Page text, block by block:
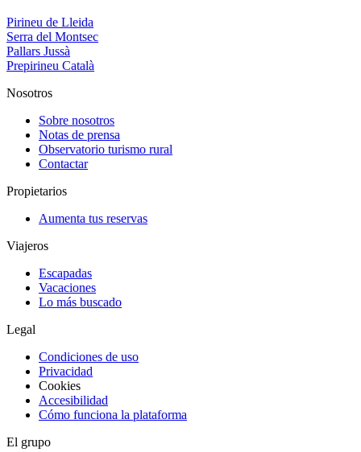
Pirineu de Lleida
Serra del Montsec
Pallars Jussà
Prepirineu Català
Nosotros
Sobre nosotros
Notas de prensa
Observatorio turismo rural
Contactar
Propietarios
Aumenta tus reservas
Viajeros
Escapadas
Vacaciones
Lo más buscado
Legal
Condiciones de uso
Privacidad
Cookies
Accesibilidad
Cómo funciona la plataforma
El grupo